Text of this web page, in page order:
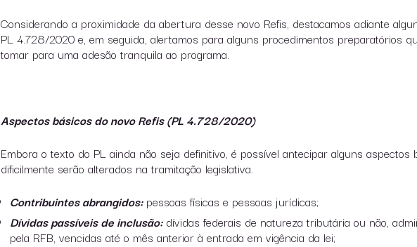
Considerando a proximidade da abertura desse novo Refis, destacamos adiante
PL 4.728/2020 e, em seguida, alertamos para alguns procedimentos preparatórios
tomar para uma adesão tranquila ao programa.
Aspectos básicos do novo Refis (PL 4.728/2020)
Embora o texto do PL ainda não seja definitivo, é possível antecipar alguns aspectos
dificilmente serão alterados na tramitação legislativa.
Contribuintes abrangidos:pessoas físicas e pessoas jurídicas;
Dívidas passíveis de inclusão:dívidas federais de natureza tributária ou não,
pela RFB, vencidas até o mês anterior à entrada em vigência da lei;